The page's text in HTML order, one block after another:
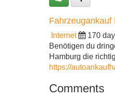
Fahrzeugankauf
Internet 170
Benötigen du
Hamburg die
https://
Comments